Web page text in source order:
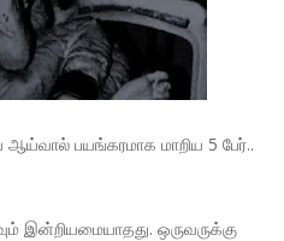
ஆய்வால் பயங்கரமாக மாறிய 5 பேர்..
இன்றியமையாதது. ஒருவருக்கு